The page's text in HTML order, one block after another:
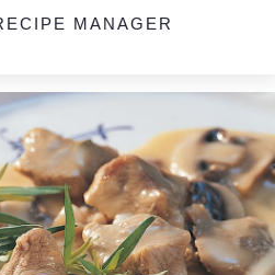
MANAGER